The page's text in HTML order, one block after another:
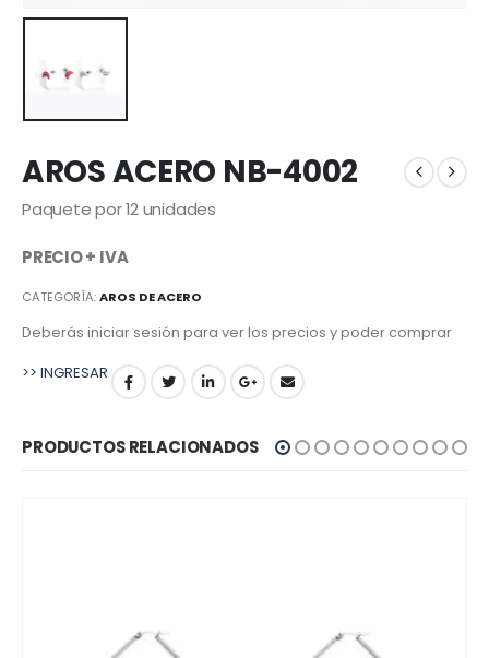
AROS ACERO NB-4002
Paquete por 12 unidades
PRECIO + IVA
CATEGORÍA:AROS DE ACERO
Deberás iniciar sesión para ver los precios y poder comprar
>> INGRESAR
PRODUCTOS RELACIONADOS